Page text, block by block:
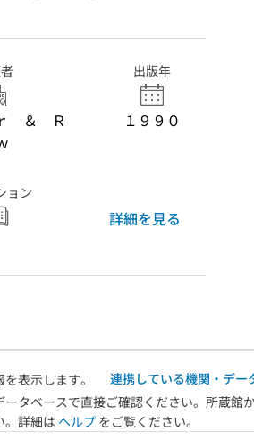
ｒ ＆ Ｒ
出版年
１９９０
ョン
詳細を見る
表示します。
連携している機関・デー
タベースで直接ご確認ください。所蔵館
。詳細は ヘルプ をご覧ください。